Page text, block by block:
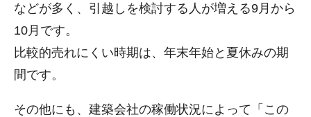
などが多く、引越しを検討する人が増える9月から
10月です。
比較的売れにくい時期は、年末年始と夏休みの期
間です。
その他にも、建築会社の稼働状況によって「この